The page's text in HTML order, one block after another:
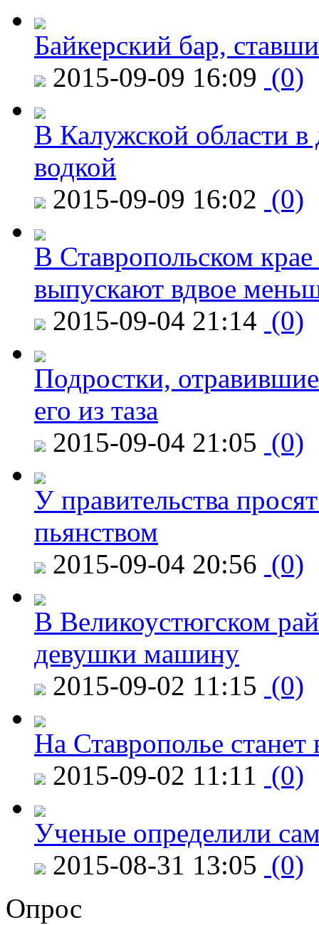
Байкерский бар,
2015-09-09 16:09 (0)
В Калужской области в
водкой
2015-09-09 16:02 (0)
В Ставропольском
выпускают вдвое
2015-09-04 21:14 (0)
Подростки,
его из таза
2015-09-04 21:05 (0)
У правительства
пьянством
2015-09-04 20:56 (0)
В Великоустюгском
девушки машину
2015-09-02 11:15 (0)
На Ставрополье
2015-09-02 11:11 (0)
Ученые определили
2015-08-31 13:05 (0)
Опрос